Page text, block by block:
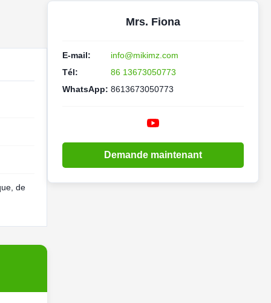
de
Mrs. Fiona
E-mail:
info@mikimz.com
Tél:
86 13673050773
WhatsApp: 8613673050773
Demande maintenant